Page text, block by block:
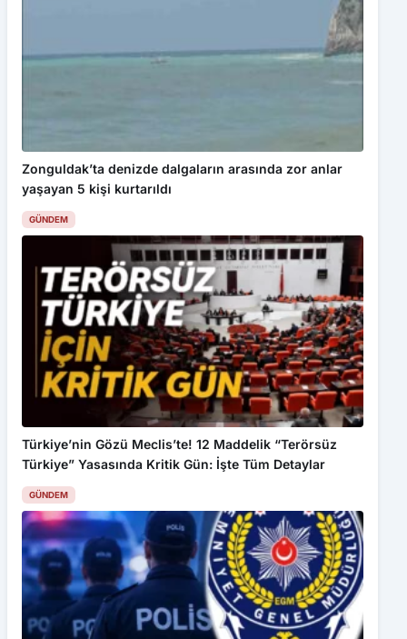
Zonguldak’ta denizde dalgaların arasında zor anlar
yaşayan 5 kişi kurtarıldı
GÜNDEM
Türkiye’nin Gözü Meclis’te! 12 Maddelik “Terörsüz
Türkiye” Yasasında Kritik Gün: İşte Tüm Detaylar
GÜNDEM
Bu web sitesinde en iyi deneyimi yaşamanızı sağlamak için
çerezler kullanılmaktadır. Detaylar içinGizlilik Politikamız
inceleyebilirsiniz.
Kabul Et